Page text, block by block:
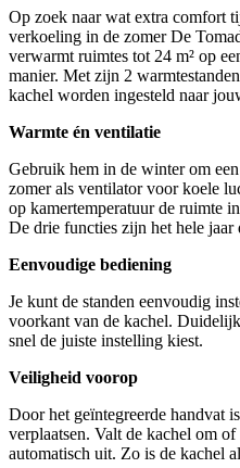
Op zoek naar wat extra comfort
verkoeling in de zomer De
verwarmt ruimtes tot 24 m² op
manier. Met zijn 2
kachel worden ingesteld naar
Warmte én ventilatie
Gebruik hem in de winter om
zomer als ventilator voor koele
op kamertemperatuur de ruimte
De drie functies zijn het hele jaar
Eenvoudige bediening
Je kunt de standen eenvoudig
voorkant van de kachel.
snel de juiste instelling kiest.
Veiligheid voorop
Door het geïntegreerde handvat
verplaatsen. Valt de kachel om
automatisch uit. Zo is de kachel